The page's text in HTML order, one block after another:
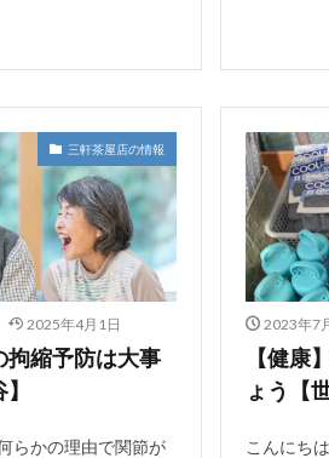
三軒茶屋店の情報
2025年4月1日
拘縮予防は大事
らかの理由で関節が
2023年7
【健康
ょう【
こんにち